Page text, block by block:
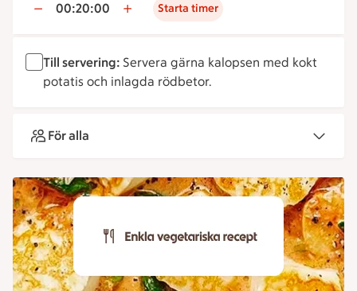
00:20:00 Starta timer
Till servering: Servera gärna kalopsen med kokt
potatis och inlagda rödbetor.
För alla